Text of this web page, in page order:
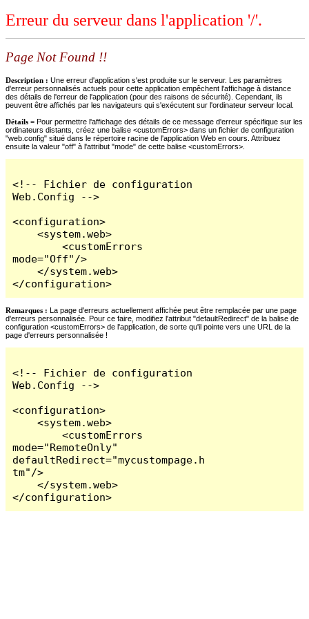
Erreur du serveur dans l'application '/'.
Page Not Found !!
Description : Une erreur d'application s'est produite sur le serveur. Les paramètres
d'erreur personnalisés actuels pour cette application empêchent l'affichage à distance
des détails de l'erreur de l'application (pour des raisons de sécurité). Cependant, ils
peuvent être affichés par les navigateurs qui s'exécutent sur l'ordinateur serveur local.
Détails = Pour permettre l'affichage des détails de ce message d'erreur spécifique sur les
ordinateurs distants, créez une balise <customErrors> dans un fichier de configuration
"web.config" situé dans le répertoire racine de l'application Web en cours. Attribuez
ensuite la valeur "off" à l'attribut "mode" de cette balise <customErrors>.
<!-- Fichier de configuration
Web.Config -->
<configuration>
    <system.web>
        <customErrors
mode="Off"/>
    </system.web>
</configuration>
Remarques : La page d'erreurs actuellement affichée peut être remplacée par une page
d'erreurs personnalisée. Pour ce faire, modifiez l'attribut "defaultRedirect" de la balise de
configuration <customErrors> de l'application, de sorte qu'il pointe vers une URL de la
page d'erreurs personnalisée !
<!-- Fichier de configuration
Web.Config -->
<configuration>
    <system.web>
        <customErrors
mode="RemoteOnly"
defaultRedirect="mycustompage.h
tm"/>
    </system.web>
</configuration>